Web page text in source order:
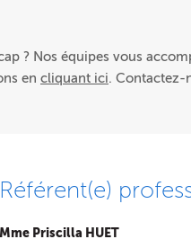
? Nos équipes vous
en cliquant ici. Contactez-
Référent(e)
Mme Priscilla HUET